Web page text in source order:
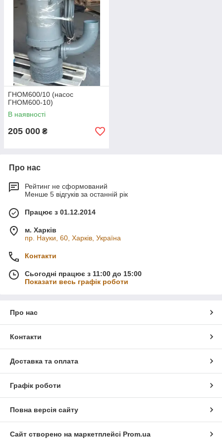
ГНОМ600/10 (насос
ГНОМ600-10)
В наявності
205 000 ₴
Про нас
Рейтинг не сформований
Менше 5 відгуків за останній рік
Працює з 01.12.2014
м. Харків
пр. Науки, 60, Харків, Україна
Контакти
Сьогодні працює з 11:00 до 15:00
Показати весь графік роботи
Про нас
Контакти
Доставка та оплата
Графік роботи
Повна версія сайту
Сайт створено на маркетплейсі Prom.ua